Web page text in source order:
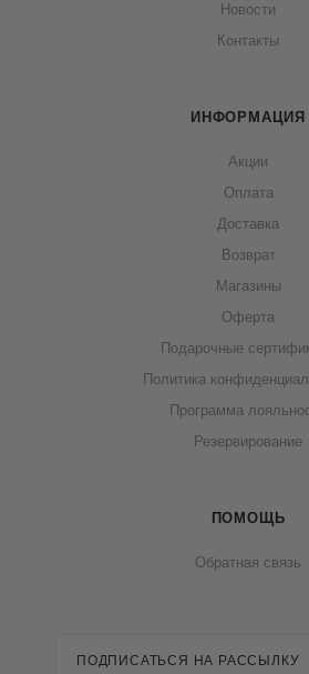
Новости
Контакты
ИНФОРМАЦИЯ
Акции
Оплата
Доставка
Возврат
Магазины
Оферта
Подарочные
Политика
Программа
Резервирование
ПОМОЩЬ
Обратная связь
ПОДПИСАТЬСЯ НА РАССЫЛКУ